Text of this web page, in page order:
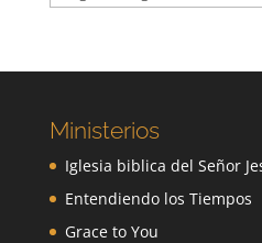
Ministerios
Iglesia biblica del Señor
Entendiendo los Tiempos
Grace to You